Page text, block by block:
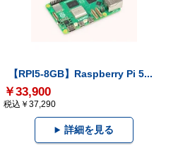
【RPI5-8GB】Raspberry Pi 5...
￥33,900
税込￥37,290
詳細を見る